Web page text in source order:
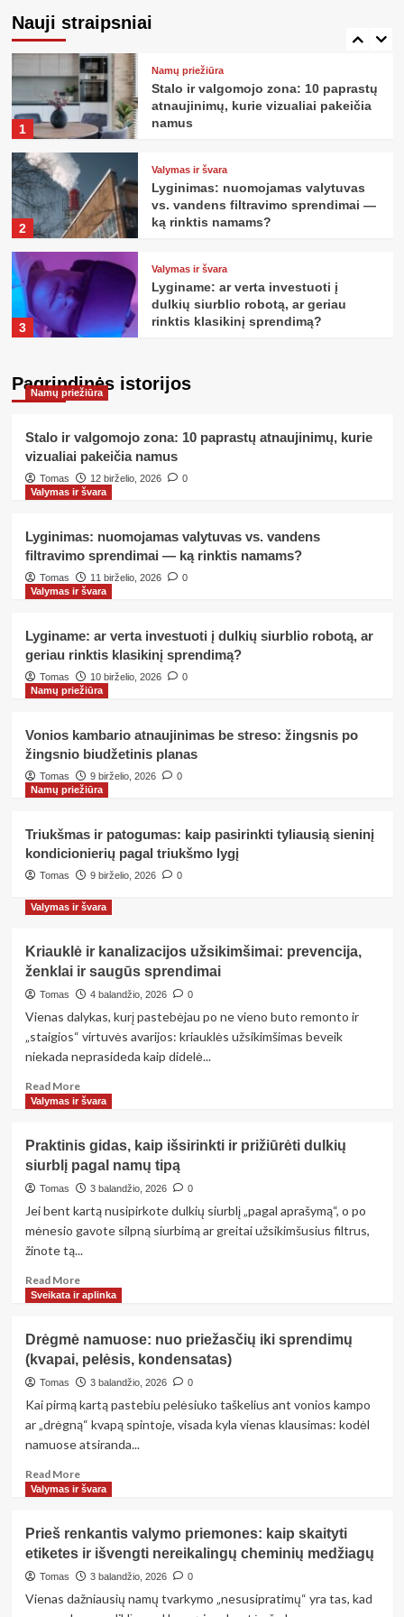
Nauji straipsniai
5
1
Namų priežiūra
Stalo ir valgomojo zona: 10 paprastų
atnaujinimų, kurie vizualiai pakeičia
namus
2
Valymas ir švara
Lyginimas: nuomojamas valytuvas
vs. vandens filtravimo sprendimai —
ką rinktis namams?
3
Valymas ir švara
Lyginame: ar verta investuoti į
dulkių siurblio robotą, ar geriau
rinktis klasikinį sprendimą?
Vonios kambario atnaujinimas be
Triukšmas ir patogumas: kaip
Namų priežiūra
Stalo ir valgomojo zona: 10 paprastų
Valymas ir švara
Lyginimas: nuomojamas valytuvas
Valymas ir švara
Lyginame: ar verta investuoti į
Namų priežiūra
Vonios kambario atnaujinimas be
Namų priežiūra
Triukšmas ir patogumas: kaip
pasirinkti tyliausią sieninį
kondicionierių pagal triukšmo lygį
Pagrindinės istorijos
Namų priežiūra
Stalo ir valgomojo zona: 10 paprastų atnaujinimų, kurie
vizualiai pakeičia namus
Tomas 12 birželio, 2026
0
Valymas ir švara
Lyginimas: nuomojamas valytuvas vs. vandens
filtravimo sprendimai — ką rinktis namams?
Tomas 11 birželio, 2026
0
Valymas ir švara
Lyginame: ar verta investuoti į dulkių siurblio robotą, ar
geriau rinktis klasikinį sprendimą?
Tomas 10 birželio, 2026
0
Namų priežiūra
Vonios kambario atnaujinimas be streso: žingsnis po
žingsnio biudžetinis planas
Tomas 9 birželio, 2026
0
Namų priežiūra
Triukšmas ir patogumas: kaip pasirinkti tyliausią sieninį
kondicionierių pagal triukšmo lygį
Tomas 9 birželio, 2026 0
Valymas ir švara
Kriauklė ir kanalizacijos užsikimšimai: prevencija,
ženklai ir saugūs sprendimai
Tomas 4 balandžio, 2026 0
Vienas dalykas, kurį pastebėjau po ne vieno buto remonto ir
„staigios“ virtuvės avarijos: kriauklės užsikimšimas beveik
niekada neprasideda kaip didelė...
Read MoreRead
more
ir
kanalizacijos
užsikimšimai:
prevencija,
ženklai
ir
saugūs
Valymas ir švara
Praktinis gidas, kaip išsirinkti ir prižiūrėti dulkių
siurblį pagal namų tipą
Tomas 3 balandžio, 2026 0
Jei bent kartą nusipirkote dulkių siurblį „pagal aprašymą“, o po
mėnesio gavote silpną siurbimą ar greitai užsikimšusius filtrus,
žinote tą...
Read MoreRead
more
gidas,
kaip
išsirinkti
ir
prižiūrėti
dulkių
siurblį
namų
tipą
Sveikata ir aplinka
Drėgmė namuose: nuo priežasčių iki sprendimų
(kvapai, pelėsis, kondensatas)
Tomas 3 balandžio, 2026 0
Kai pirmą kartą pastebiu pelėsiuko taškelius ant vonios kampo
ar „drėgną“ kvapą spintoje, visada kyla vienas klausimas: kodėl
namuose atsiranda...
Read MoreRead
more
namuose:
nuo
priežasčių
iki
sprendimų
Valymas ir švara
Prieš renkantis valymo priemones: kaip skaityti
etiketes ir išvengti nereikalingų cheminių medžiagų
Tomas 3 balandžio, 2026 0
Vienas dažniausių namų tvarkymo „nesusipratimų“ yra tas, kad